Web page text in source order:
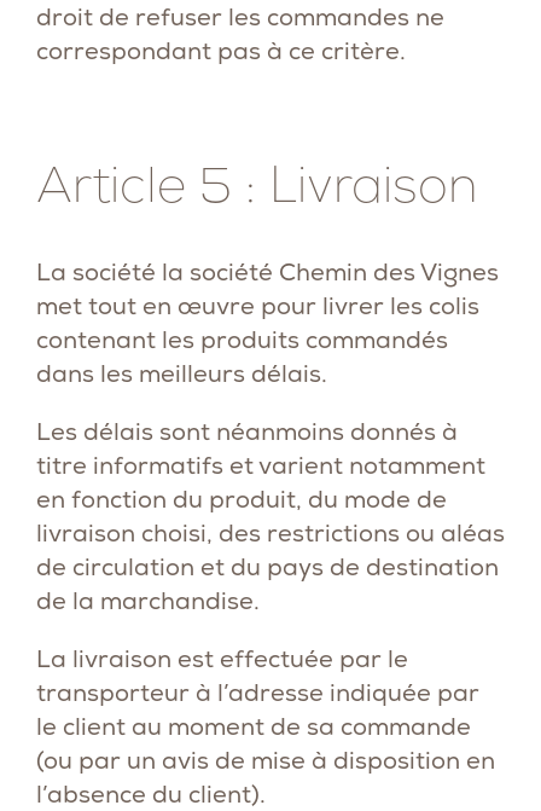
droit de refuser les commandes ne
correspondant pas à ce critère.
Article 5 : Livraison
La société la société Chemin des Vignes
met tout en œuvre pour livrer les colis
contenant les produits commandés
dans les meilleurs délais.
Les délais sont néanmoins donnés à
titre informatifs et varient notamment
en fonction du produit, du mode de
livraison choisi, des restrictions ou aléas
de circulation et du pays de destination
de la marchandise.
La livraison est effectuée par le
transporteur à l’adresse indiquée par
le client au moment de sa commande
(ou par un avis de mise à disposition en
l’absence du client).